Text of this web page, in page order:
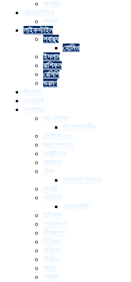
অপরাধ
আন্তর্জাতিক
প্রবাস
লাইফস্টাইল
স্বাস্থ্য
হোমিও
ইসলাম
রাশিফল
রেসিপি
ভ্রমণ
বিনোদন
খেলাধুলা
অন্যান্য
মত-দ্বিমত
উপসম্পাদকীয়
কোভিড-১৯
জানা অজানা
ফ্যাক্টচেক
স্ক্যান্ডাল
টেক
সোশ্যাল মিডিয়া
চাকরি
সাহিত্য
বায়োগ্রাফি
ইতিহাস
গণমাধ্যম
জীবজগৎ
উদ্ভিদ
পরিবেশ
ভিডিও
ভারত
প্রবাস